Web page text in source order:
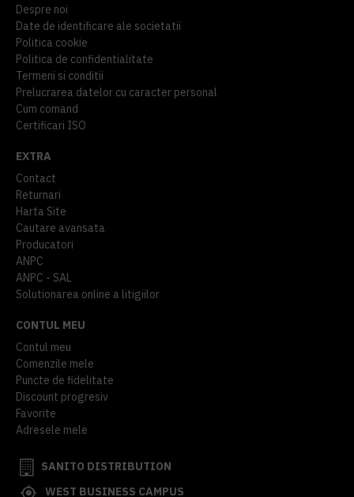
Despre noi
Date de identificare ale societatii
Politica cookie
Politica de confidentialitate
Termeni si conditii
Prelucrarea datelor cu caracter personal
Cum comand
Certificari ISO
EXTRA
Contact
Returnari
Harta Site
Cautare avansata
Producatori
ANPC
ANPC - SAL
Solutionarea online a litigiilor
CONTUL MEU
Contul meu
Comenzile mele
Puncte de fidelitate
Discount progresiv
Favorite
Adresele mele
SANITO DISTRIBUTION
WEST BUSINESS CAMPUS